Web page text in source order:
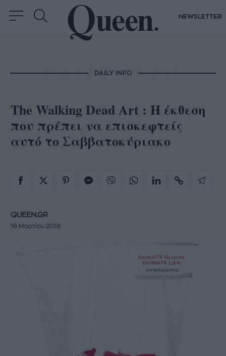
NEWSLETTER
DAILY INFO
The Walking Dead Art : Η έκθεση
που πρέπει να επισκεφτείς
αυτό το Σαββατοκύριακο
QUEEN.GR
16 Μαρτίου 2018